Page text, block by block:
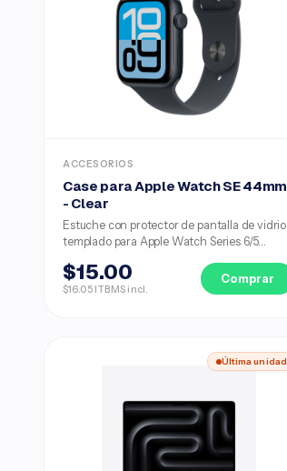
ACCESORIOS
Case para Apple Watch SE 44mm
- Clear
Estuche con protector de pantalla de vidrio
templado para Apple Watch Series 6/5...
$15.00
$16.05 ITBMS incl.
Comprar
Última unidad